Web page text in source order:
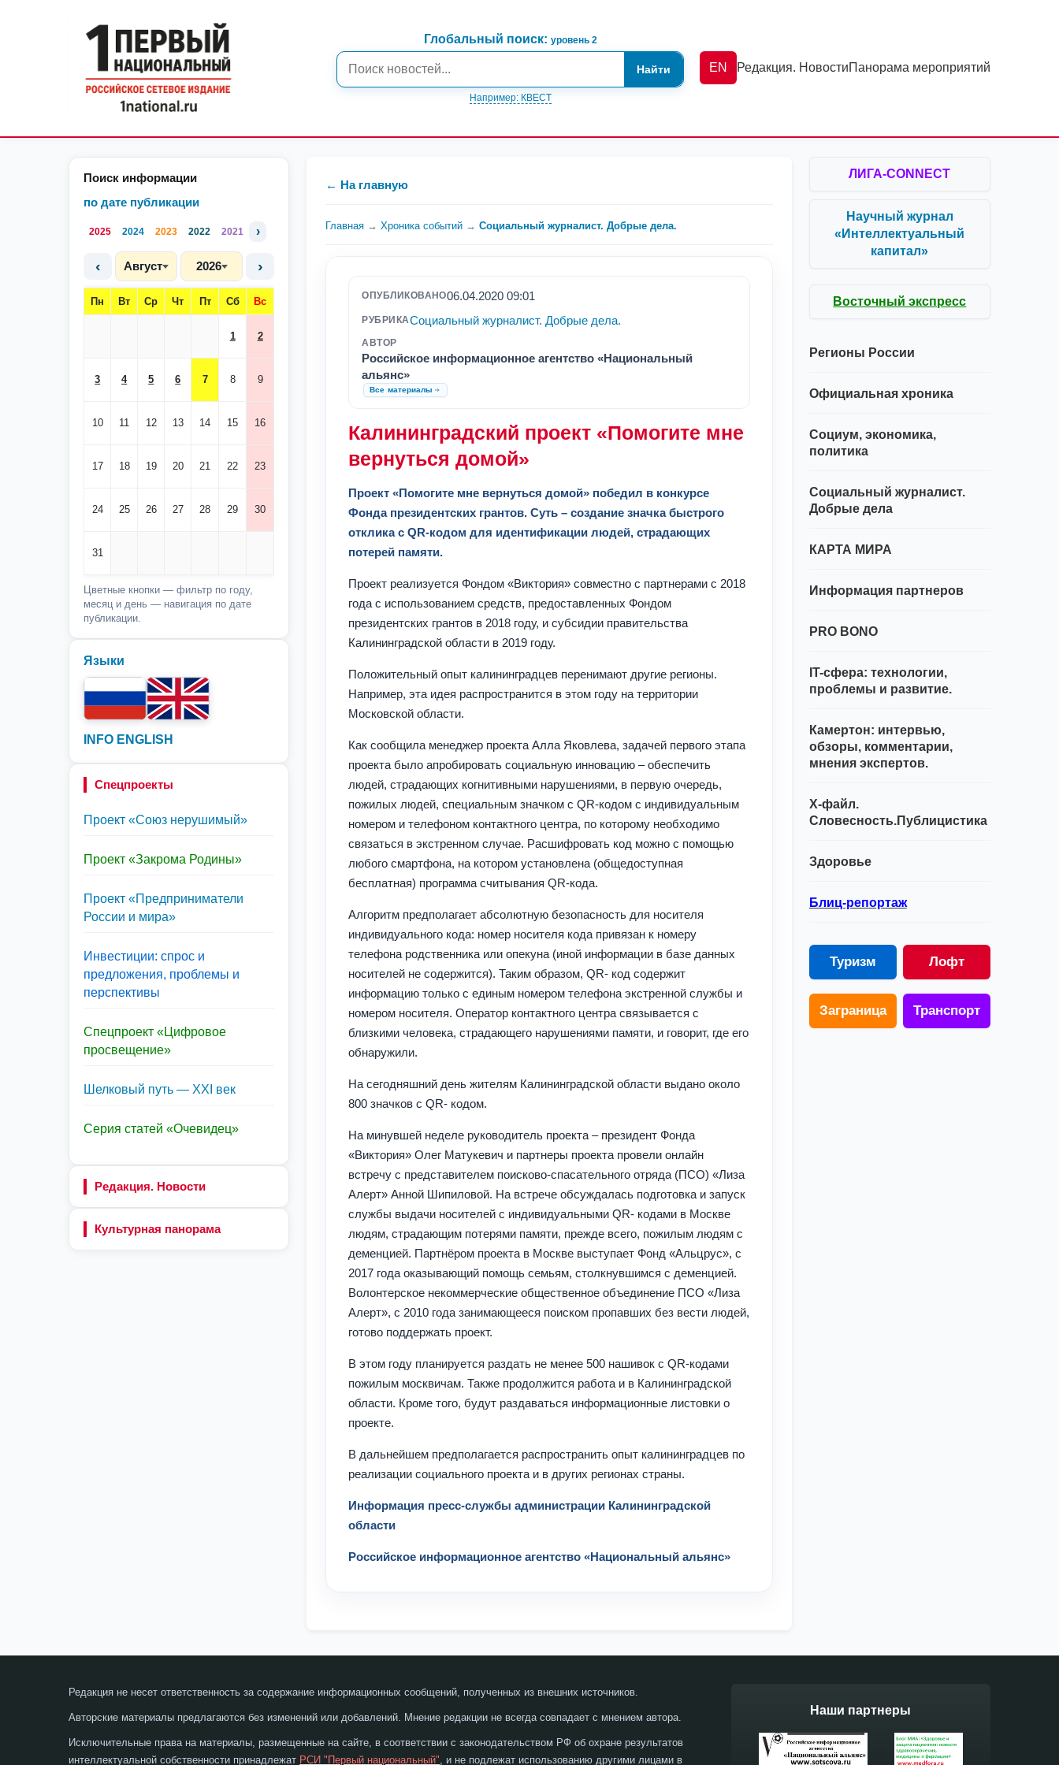
Глобальный поиск: уровень 2
Найти
Например: КВЕСТ
EN Редакция. НовостиПанорама мероприятий
Поиск информации
по дате публикации
2025 2024 2023 2022 2021 ›
‹ Август 2026 ›
Пн Вт Ср Чт Пт Сб Вс
1 2
3 4 5 6 7 8 9
10 11 12 13 14 15 16
17 18 19 20 21 22 23
24 25 26 27 28 29 30
31
Цветные кнопки — фильтр по году,
месяц и день — навигация по дате
публикации.
Языки
INFO ENGLISH
Спецпроекты
Проект «Союз нерушимый»
Проект «Закрома Родины»
Проект «Предприниматели
России и мира»
Инвестиции: спрос и
предложения, проблемы и
перспективы
Спецпроект «Цифровое
просвещение»
Шелковый путь — XXI век
Серия статей «Очевидец»
Редакция. Новости
Культурная панорама
← На главную
Главная → Хроника событий → Социальный журналист. Добрые дела.
ОПУБЛИКОВАНО06.04.2020 09:01
РУБРИКАСоциальный журналист. Добрые дела.
АВТОР
Российское информационное агентство «Национальный
альянс»
Все материалы
Калининградский проект «Помогите мне
вернуться домой»
Проект «Помогите мне вернуться домой» победил в конкурсе
Фонда президентских грантов. Суть – создание значка быстрого
отклика с QR-кодом для идентификации людей, страдающих
потерей памяти.
Проект реализуется Фондом «Виктория» совместно с партнерами с 2018
года с использованием средств, предоставленных Фондом
президентских грантов в 2018 году, и субсидии правительства
Калининградской области в 2019 году.
Положительный опыт калининградцев перенимают другие регионы.
Например, эта идея распространится в этом году на территории
Московской области.
Как сообщила менеджер проекта Алла Яковлева, задачей первого этапа
проекта было апробировать социальную инновацию – обеспечить
людей, страдающих когнитивными нарушениями, в первую очередь,
пожилых людей, специальным значком с QR-кодом с индивидуальным
номером и телефоном контактного центра, по которому необходимо
связаться в экстренном случае. Расшифровать код можно с помощью
любого смартфона, на котором установлена (общедоступная
бесплатная) программа считывания QR-кода.
Алгоритм предполагает абсолютную безопасность для носителя
индивидуального кода: номер носителя кода привязан к номеру
телефона родственника или опекуна (иной информации в базе данных
носителей не содержится). Таким образом, QR- код содержит
информацию только с единым номером телефона экстренной службы и
номером носителя. Оператор контактного центра связывается с
близкими человека, страдающего нарушениями памяти, и говорит, где его
обнаружили.
На сегодняшний день жителям Калининградской области выдано около
800 значков с QR- кодом.
На минувшей неделе руководитель проекта – президент Фонда
«Виктория» Олег Матукевич и партнеры проекта провели онлайн
встречу с представителем поисково-спасательного отряда (ПСО) «Лиза
Алерт» Анной Шипиловой. На встрече обсуждалась подготовка и запуск
службы выдачи носителей с индивидуальными QR- кодами в Москве
людям, страдающим потерями памяти, прежде всего, пожилым людям с
деменцией. Партнёром проекта в Москве выступает Фонд «Альцрус», с
2017 года оказывающий помощь семьям, столкнувшимся с деменцией.
Волонтерское некоммерческие общественное объединение ПСО «Лиза
Алерт», с 2010 года занимающееся поиском пропавших без вести людей,
готово поддержать проект.
В этом году планируется раздать не менее 500 нашивок с QR-кодами
пожилым москвичам. Также продолжится работа и в Калининградской
области. Кроме того, будут раздаваться информационные листовки о
проекте.
В дальнейшем предполагается распространить опыт калининградцев по
реализации социального проекта и в других регионах страны.
Информация пресс-службы администрации Калининградской
области
Российское информационное агентство «Национальный альянс»
ЛИГА-CONNECT
Научный журнал
«Интеллектуальный
капитал»
Восточный экспресс
Регионы России
Официальная хроника
Социум, экономика,
политика
Социальный журналист.
Добрые дела
КАРТА МИРА
Информация партнеров
PRO BONO
IT-сфера: технологии,
проблемы и развитие.
Камертон: интервью,
обзоры, комментарии,
мнения экспертов.
Х-файл.
Словесность.Публицистика
Здоровье
Блиц-репортаж
Туризм Лофт
Заграница Транспорт
Редакция не несет ответственность за содержание информационных сообщений, полученных из внешних источников.
Авторские материалы предлагаются без изменений или добавлений. Мнение редакции не всегда совпадает с мнением автора.
Исключительные права на материалы, размещенные на сайте, в соответствии с законодательством РФ об охране результатов
интеллектуальной собственности принадлежат РСИ "Первый национальный" , и не подлежат использованию другими лицами в
Наши партнеры